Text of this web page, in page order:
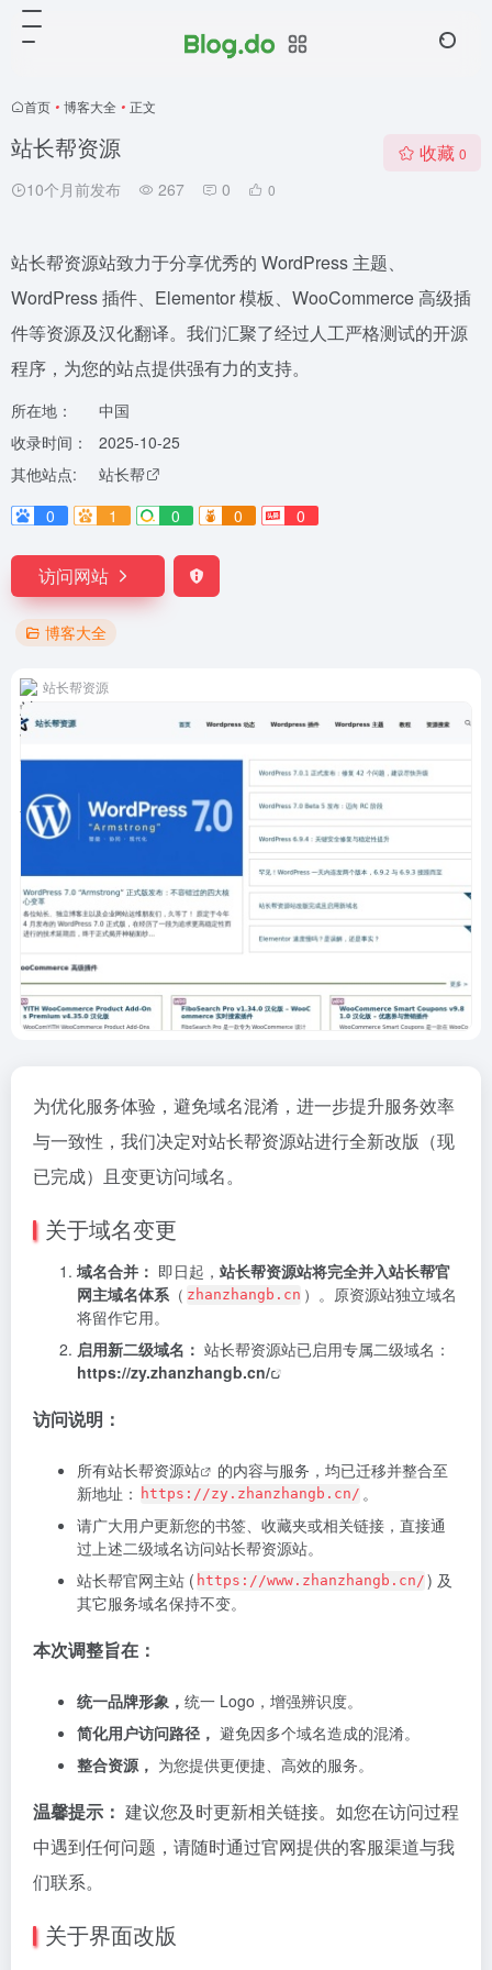
首页 • 博客大全 • 正文
站长帮资源
10个月前发布 267 0 0
收藏 0
站长帮资源站致力于分享优秀的 WordPress 主题、
WordPress 插件、Elementor 模板、WooCommerce 高级插
件等资源及汉化翻译。我们汇聚了经过人工严格测试的开源
程序，为您的站点提供强有力的支持。
所在地：
中国
收录时间：
2025-10-25
其他站点:
站长帮
0
1 0 0 0
访问网站
博客大全
站长帮资源
为优化服务体验，避免域名混淆，进一步提升服务效率
与一致性，我们决定对站长帮资源站进行全新改版（现
已完成）且变更访问域名。
关于域名变更
域名合并： 即日起， 站长帮资源站将完全并入站长帮官
网主域名体系（ zhanzhangb.cn ）。原资源站独立域名
将留作它用。
启用新二级域名： 站长帮资源站已启用专属二级域名：
https://zy.zhanzhangb.cn/
访问说明：
所有站长帮资源站
的内容与服务，均已迁移并整合至
新地址：
https://zy.zhanzhangb.cn/ 。
请广大用户更新您的书签、收藏夹或相关链接，直接通
过上述二级域名访问站长帮资源站。
站长帮官网主站 ( https://www.zhanzhangb.cn/ ) 及
其它服务域名保持不变。
本次调整旨在：
统一品牌形象， 统一 Logo，增强辨识度。
简化用户访问路径， 避免因多个域名造成的混淆。
整合资源， 为您提供更便捷、高效的服务。
温馨提示： 建议您及时更新相关链接。如您在访问过程
中遇到任何问题，请随时通过官网提供的客服渠道与我
们联系。
关于界面改版